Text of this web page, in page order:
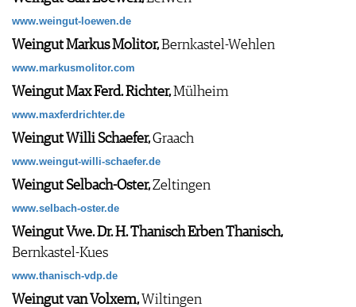
www.weingut-loewen.de
Weingut Markus Molitor,Bernkastel-Wehlen
www.markusmolitor.com
Weingut Max Ferd. Richter,Mülheim
www.maxferdrichter.de
Weingut Willi Schaefer,Graach
www.weingut-willi-schaefer.de
Weingut Selbach-Oster,Zeltingen
www.selbach-oster.de
Weingut Vwe. Dr. H. Thanisch Erben Thanisch,
Bernkastel-Kues
www.thanisch-vdp.de
Weingut van Volxem,Wiltingen